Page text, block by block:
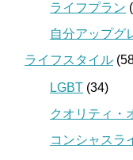
ライフプラン
自分アップグ
ライフスタイル
LGBT (34)
クオリティ・
コンシャスラ